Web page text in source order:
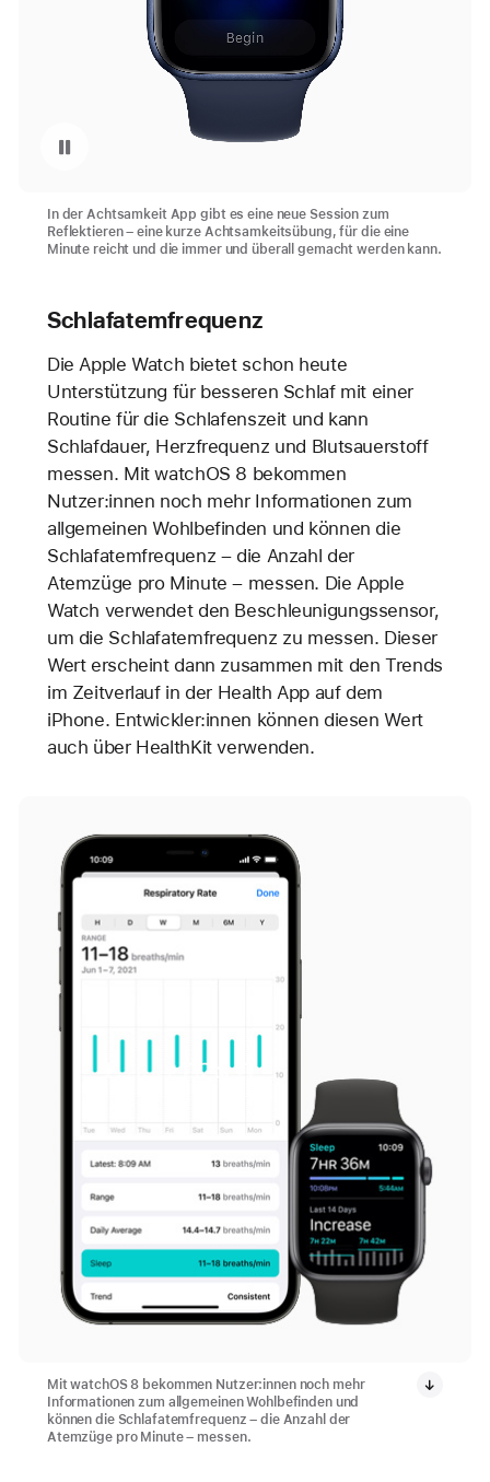
Wiedergabe pausieren von Video: Die neue Session zum Reflektieren in der Achtsamkeit App
In der Achtsamkeit App gibt es eine neue Session zum
Reflektieren – eine kurze Achtsamkeitsübung, für die eine
Minute reicht und die immer und überall gemacht werden kann.
Schlafatemfrequenz
Die Apple Watch bietet schon heute
Unterstützung für besseren Schlaf mit einer
Routine für die Schlafenszeit und kann
Schlafdauer, Herzfrequenz und Blutsauerstoff
messen. Mit watchOS 8 bekommen
Nutzer:innen noch mehr Informationen zum
allgemeinen Wohlbefinden und können die
Schlafatemfrequenz – die Anzahl der
Atemzüge pro Minute – messen. Die Apple
Watch verwendet den Beschleunigungssensor,
um die Schlafatemfrequenz zu messen. Dieser
Wert erscheint dann zusammen mit den Trends
im Zeitverlauf in der Health App auf dem
iPhone. Entwickler:innen können diesen Wert
auch über HealthKit verwenden.
Mit watchOS 8 bekommen Nutzer:innen noch mehr
Informationen zum allgemeinen Wohlbefinden und
können die Schlafatemfrequenz – die Anzahl der
Atemzüge pro Minute – messen.